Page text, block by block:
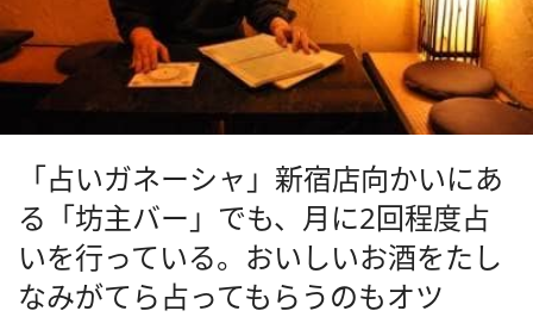
「占いガネーシャ」新宿店向かいにあ
る「坊主バー」でも、月に2回程度占
いを行っている。おいしいお酒をたし
なみがてら占ってもらうのもオツ